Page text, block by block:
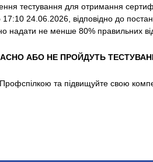
тестування для отримання
24.06.2026, відповідно до
надати не менше 80% правильних
АБО НЕ ПРОЙДУТЬ
та підвищуйте свою